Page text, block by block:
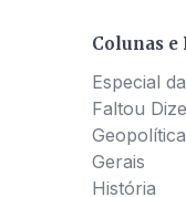
Colunas e
Especial
Faltou
Geopolítica
Gerais
História